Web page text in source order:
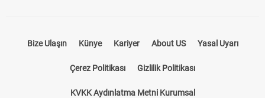
Bize Ulaşın Künye Kariyer About US Yasal Uyarı
Çerez Politikası Gizlilik Politikası
KVKK Aydınlatma Metni Kurumsal